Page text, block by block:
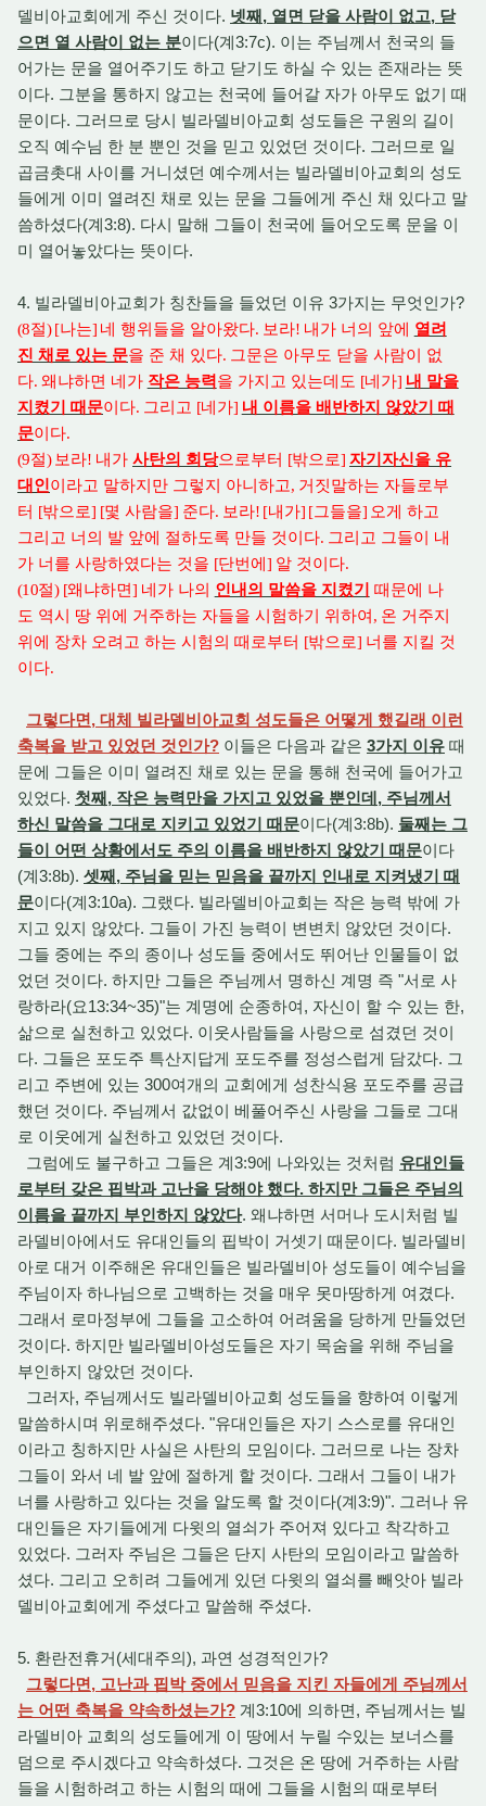
델비아교회에게 주신 것이다. 넷째, 열면 닫을 사람이 없고, 닫
으면 열 사람이 없는 분이다(계3:7c). 이는 주님께서 천국의 들
어가는 문을 열어주기도 하고 닫기도 하실 수 있는 존재라는 뜻
이다. 그분을 통하지 않고는 천국에 들어갈 자가 아무도 없기 때
문이다. 그러므로 당시 빌라델비아교회 성도들은 구원의 길이
오직 예수님 한 분 뿐인 것을 믿고 있었던 것이다. 그러므로 일
곱금촛대 사이를 거니셨던 예수께서는 빌라델비아교회의 성도
들에게 이미 열려진 채로 있는 문을 그들에게 주신 채 있다고 말
씀하셨다(계3:8). 다시 말해 그들이 천국에 들어오도록 문을 이
미 열어놓았다는 뜻이다.
4. 빌라델비아교회가 칭찬들을 들었던 이유 3가지는 무엇인가?
(8절) [나는] 네 행위들을 알아왔다. 보라! 내가 너의 앞에 열려
진 채로 있는 문을 준 채 있다. 그문은 아무도 닫을 사람이 없
다. 왜냐하면 네가 작은 능력 을 가지고 있는데도 [네가] 내 말을
지켰기 때문이다. 그리고 [네가] 내 이름을 배반하지 않았기 때
문이다.
(9절) 보라! 내가사탄의 회당으로부터 [밖으로]자기자신을 유
대인이라고 말하지만 그렇지 아니하고, 거짓말하는 자들로부
터 [밖으로] [몇 사람을] 준다. 보라! [내가] [그들을] 오게 하고
그리고 너의 발 앞에 절하도록 만들 것이다. 그리고 그들이 내
가 너를 사랑하였다는 것을 [단번에] 알 것이다.
(10절) [왜냐하면] 네가 나의 인내의 말씀을 지켰기
때문에 나
도 역시 땅 위에 거주하는 자들을 시험하기 위하여 , 온 거주지
위에 장차 오려고 하는 시험의 때로부터 [밖으로] 너를 지킬 것
이다.
그렇다면, 대체 빌라델비아교회 성도들은 어떻게 했길래 이런
축복을 받고 있었던 것인가? 이들은 다음과 같은 3가지 이유 때
문에 그들은 이미 열려진 채로 있는 문을 통해 천국에 들어가고
있었다. 첫째, 작은 능력만을 가지고 있었을 뿐인데, 주님께서
하신 말씀을 그대로 지키고 있었기 때문이다(계3:8b). 둘째는 그
들이 어떤 상황에서도 주의 이름을 배반하지 않았기 때문이다
(계3:8b). 셋째, 주님을 믿는 믿음을 끝까지 인내로 지켜냈기 때
문이다(계3:10a). 그랬다. 빌라델비아교회는 작은 능력 밖에 가
지고 있지 않았다. 그들이 가진 능력이 변변치 않았던 것이다.
그들 중에는 주의 종이나 성도들 중에서도 뛰어난 인물들이 없
었던 것이다. 하지만 그들은 주님께서 명하신 계명 즉 "서로 사
랑하라(요13:34~35)"는 계명에 순종하여, 자신이 할 수 있는 한,
삶으로 실천하고 있었다. 이웃사람들을 사랑으로 섬겼던 것이
다. 그들은 포도주 특산지답게 포도주를 정성스럽게 담갔다. 그
리고 주변에 있는 300여개의 교회에게 성찬식용 포도주를 공급
했던 것이다. 주님께서 값없이 베풀어주신 사랑을 그들로 그대
로 이웃에게 실천하고 있었던 것이다.
그럼에도 불구하고 그들은 계3:9에 나와있는 것처럼 유대인들
로부터 갖은 핍박과 고난을 당해야 했다. 하지만 그들은 주님의
이름을 끝까지 부인하지 않았다. 왜냐하면 서머나 도시처럼 빌
라델비아에서도 유대인들의 핍박이 거셋기 때문이다. 빌라델비
아로 대거 이주해온 유대인들은 빌라델비아 성도들이 예수님을
주님이자 하나님으로 고백하는 것을 매우 못마땅하게 여겼다.
그래서 로마정부에 그들을 고소하여 어려움을 당하게 만들었던
것이다. 하지만 빌라델비아성도들은 자기 목숨을 위해 주님을
부인하지 않았던 것이다.
그러자, 주님께서도 빌라델비아교회 성도들을 향하여 이렇게
말씀하시며 위로해주셨다. "유대인들은 자기 스스로를 유대인
이라고 칭하지만 사실은 사탄의 모임이다. 그러므로 나는 장차
그들이 와서 네 발 앞에 절하게 할 것이다. 그래서 그들이 내가
너를 사랑하고 있다는 것을 알도록 할 것이다(계3:9)". 그러나 유
대인들은 자기들에게 다윗의 열쇠가 주어져 있다고 착각하고
있었다. 그러자 주님은 그들은 단지 사탄의 모임이라고 말씀하
셨다. 그리고 오히려 그들에게 있던 다윗의 열쇠를 빼앗아 빌라
델비아교회에게 주셨다고 말씀해 주셨다.
5. 환란전휴거(세대주의), 과연 성경적인가?
그렇다면, 고난과 핍박 중에서 믿음을 지킨 자들에게 주님께서
는 어떤 축복을 약속하셨는가? 계3:10에 의하면, 주님께서는 빌
라델비아 교회의 성도들에게 이 땅에서 누릴 수있는 보너스를
덤으로 주시겠다고 약속하셨다. 그것은 온 땅에 거주하는 사람
들을 시험하려고 하는 시험의 때에 그들을 시험의 때로부터